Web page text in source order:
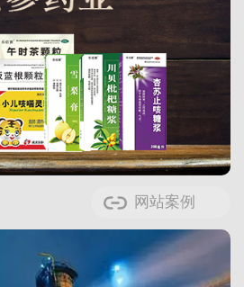
网站案例